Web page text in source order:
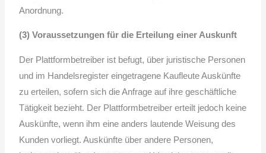
Anordnung.
(3) Voraussetzungen für die Erteilung einer Auskunft
Der Plattformbetreiber ist befugt, über juristische Personen
und im Handelsregister eingetragene Kaufleute Auskünfte
zu erteilen, sofern sich die Anfrage auf ihre geschäftliche
Tätigkeit bezieht. Der Plattformbetreiber erteilt jedoch keine
Auskünfte, wenn ihm eine anders lautende Weisung des
Kunden vorliegt. Auskünfte über andere Personen,